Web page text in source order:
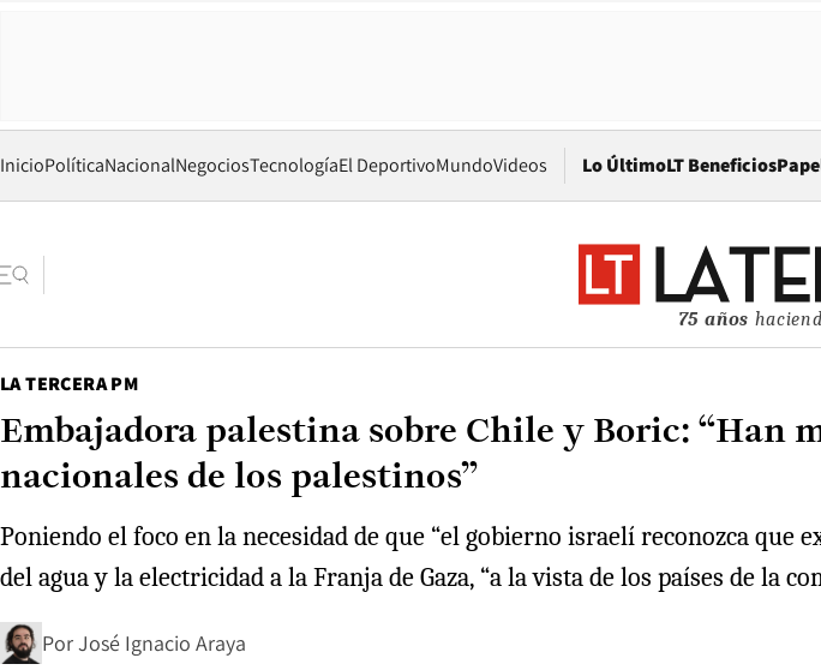
InicioPolíticaNacionalNegociosTecnologíaEl DeportivoMundoVideos Lo ÚltimoLT Beneficios
75 años
LA TERCERA PM
Embajadora palestina sobre Chile y Boric: “Han
nacionales de los palestinos”
Poniendo el foco en la necesidad de que “el gobierno israelí reconozca
del agua y la electricidad a la Franja de Gaza, “a la vista de los países de la
PorJosé Ignacio Araya